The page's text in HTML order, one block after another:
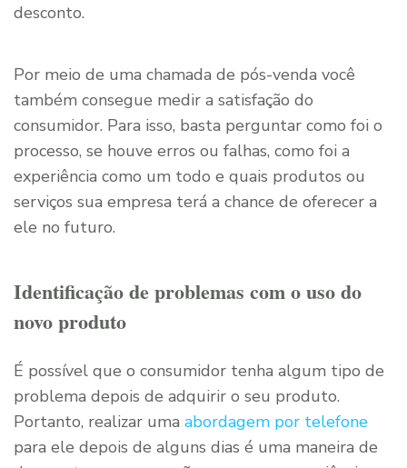
desconto.
Por meio de uma chamada de pós-venda você
também consegue medir a satisfação do
consumidor. Para isso, basta perguntar como foi o
processo, se houve erros ou falhas, como foi a
experiência como um todo e quais produtos ou
serviços sua empresa terá a chance de oferecer a
ele no futuro.
Identificação de problemas com o uso do
novo produto
É possível que o consumidor tenha algum tipo de
problema depois de adquirir o seu produto.
Portanto, realizar uma abordagem por telefone
para ele depois de alguns dias é uma maneira de